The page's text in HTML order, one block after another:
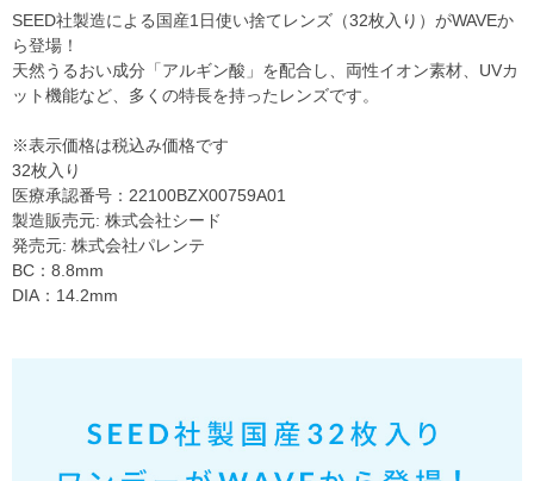
SEED社製造による国産1日使い捨てレンズ（32枚入り）がWAVEか
ら登場！
天然うるおい成分「アルギン酸」を配合し、両性イオン素材、UVカ
ット機能など、多くの特長を持ったレンズです。
※表示価格は税込み価格です
32枚入り
医療承認番号：22100BZX00759A01
製造販売元: 株式会社シード
発売元: 株式会社パレンテ
BC：8.8mm
DIA：14.2mm